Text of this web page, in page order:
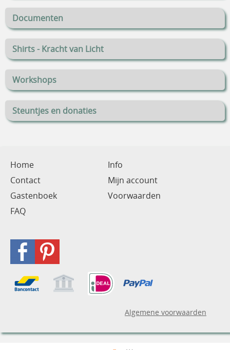
Documenten
Shirts - Kracht van Licht
Workshops
Steuntjes en donaties
Home
Info
Contact
Mijn account
Gastenboek
Voorwaarden
FAQ
Algemene voorwaarden